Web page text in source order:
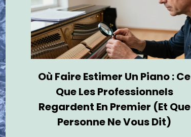
Où Faire Estimer Un Piano : Ce
Que Les Professionnels
Regardent En Premier (et Que
Personne Ne Vous Dit)